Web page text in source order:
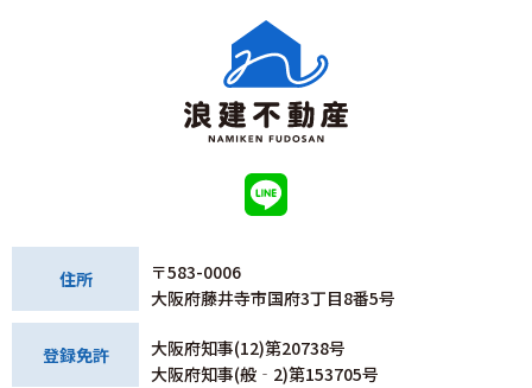
住所
〒583-0006
大阪府藤井寺市国府3丁目8番5号
登録免許
大阪府知事(12)第20738号
大阪府知事(般‐2)第153705号